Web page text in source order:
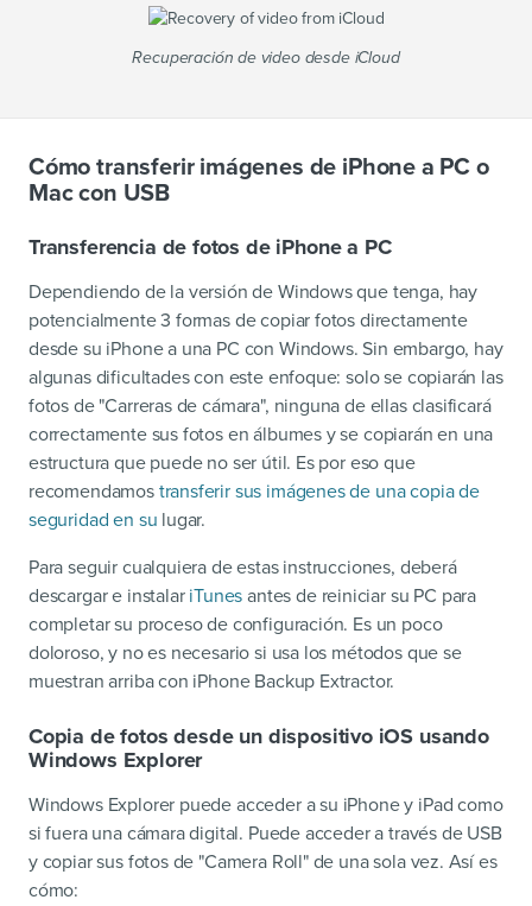
Recuperación de video desde iCloud
Cómo transferir imágenes de iPhone a PC o
Mac con USB
Transferencia de fotos de iPhone a PC
Dependiendo de la versión de Windows que tenga, hay
potencialmente 3 formas de copiar fotos directamente
desde su iPhone a una PC con Windows. Sin embargo, hay
algunas dificultades con este enfoque: solo se copiarán las
fotos de "Carreras de cámara", ninguna de ellas clasificará
correctamente sus fotos en álbumes y se copiarán en una
estructura que puede no ser útil. Es por eso que
recomendamos transferir sus imágenes de una copia de
seguridad en su lugar.
Para seguir cualquiera de estas instrucciones, deberá
descargar e instalar iTunes antes de reiniciar su PC para
completar su proceso de configuración. Es un poco
doloroso, y no es necesario si usa los métodos que se
muestran arriba con iPhone Backup Extractor.
Copia de fotos desde un dispositivo iOS usando
Windows Explorer
Windows Explorer puede acceder a su iPhone y iPad como
si fuera una cámara digital. Puede acceder a través de USB
y copiar sus fotos de "Camera Roll" de una sola vez. Así es
cómo: